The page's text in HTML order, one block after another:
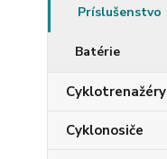
Príslušenstvo
Batérie
Cyklotrenažéry
Cyklonosiče